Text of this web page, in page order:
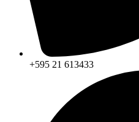
+595 21 613433